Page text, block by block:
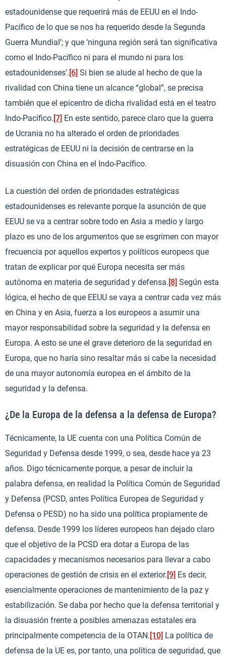
estadounidense que requerirá más de EEUU en el Indo-
Pacífico de lo que se nos ha requerido desde la Segunda
Guerra Mundial’; y que ‘ninguna región será tan significativa
como el Indo-Pacífico ni para el mundo ni para los
estadounidenses’. [6] Si bien se alude al hecho de que la
rivalidad con China tiene un alcance “global”, se precisa
también que el epicentro de dicha rivalidad está en el teatro
Indo-Pacífico. [7] En este sentido, parece claro que la guerra
de Ucrania no ha alterado el orden de prioridades
estratégicas de EEUU ni la decisión de centrarse en la
disuasión con China en el Indo-Pacífico.
La cuestión del orden de prioridades estratégicas
estadounidenses es relevante porque la asunción de que
EEUU se va a centrar sobre todo en Asia a medio y largo
plazo es uno de los argumentos que se esgrimen con mayor
frecuencia por aquellos expertos y políticos europeos que
tratan de explicar por qué Europa necesita ser más
autónoma en materia de seguridad y defensa. [8] Según esta
lógica, el hecho de que EEUU se vaya a centrar cada vez más
en China y en Asia, fuerza a los europeos a asumir una
mayor responsabilidad sobre la seguridad y la defensa en
Europa. A esto se une el grave deterioro de la seguridad en
Europa, que no haría sino resaltar más si cabe la necesidad
de una mayor autonomía europea en el ámbito de la
seguridad y la defensa.
¿De la Europa de la defensa a la defensa de Europa?
Técnicamente, la UE cuenta con una Política Común de
Seguridad y Defensa desde 1999, o sea, desde hace ya 23
años. Digo técnicamente porque, a pesar de incluir la
palabra defensa, en realidad la Política Común de Seguridad
y Defensa (PCSD, antes Política Europea de Seguridad y
Defensa o PESD) no ha sido una política propiamente de
defensa. Desde 1999 los líderes europeos han dejado claro
que el objetivo de la PCSD era dotar a Europa de las
capacidades y mecanismos necesarios para llevar a cabo
operaciones de gestión de crisis en el exterior. [9] Es decir,
esencialmente operaciones de mantenimiento de la paz y
estabilización. Se daba por hecho que la defensa territorial y
la disuasión frente a posibles amenazas estatales era
principalmente competencia de la OTAN. [10] La política de
defensa de la UE es, por tanto, una política de seguridad, que